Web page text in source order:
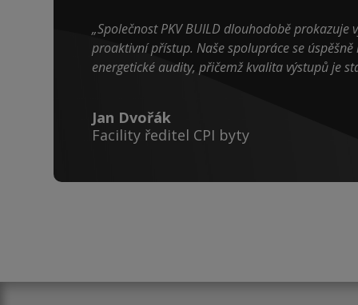
„Společnost PKV BUILD dlouhodobě
proaktivní přístup. Naše spolupráce se
energetické audity, přičemž kvalita výstupů je
Jan Dvořák
Facility ředitel CPI byty